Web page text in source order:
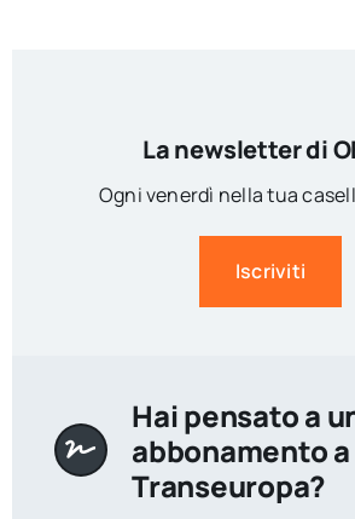
La newsletter di
Ogni venerdì nella tua
Iscriviti
Hai pensato a
abbonamento a
Transeuropa?